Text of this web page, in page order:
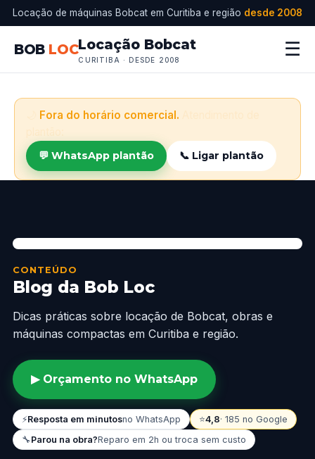
Locação de máquinas Bobcat em Curitiba e região desde 2008
BOB LOCLocação Bobcat
CURITIBA · DESDE 2008 ☰
Fora do horário comercial.
💬 WhatsApp plantão 📞 Ligar plantão
CONTEÚDO
Blog da Bob Loc
Dicas práticas sobre locação de Bobcat, obras e
máquinas compactas em Curitiba e região.
▶ Orçamento no WhatsApp
⚡Resposta em minutosno WhatsApp ⭐4,8· 185 no Google
🔧Parou na obra?Reparo em 2h ou troca sem custo